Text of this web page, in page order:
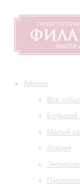
Афиша
Все
Большой
Малый
Лекции
Экскурсии